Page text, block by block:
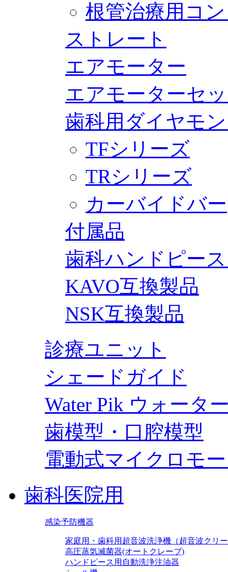
根管治療用コ
ストレート
エアモーター
エアモーターセ
歯科用ダイヤモ
TFシリーズ
TRシリーズ
カーバイドバー
付属品
歯科ハンドピー
KAVO互換製品
NSK互換製品
診療ユニット
シェードガイド
Water Pik ウォータ
歯模型・口腔模型
電動式マイクロモ
歯科医院用
感染予防機器
家庭用・歯科用超音波洗浄機（超音波クリ
高圧蒸気滅菌器(オートクレーブ)
ハンドピース用自動洗浄注油器